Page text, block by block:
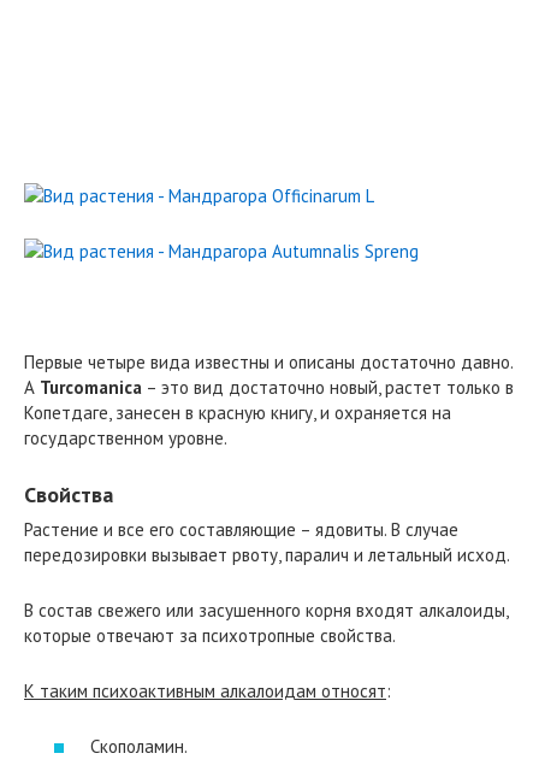
Первые четыре вида известны и описаны достаточно давно.
А Turcomanica – это вид достаточно новый, растет только в
Копетдаге, занесен в красную книгу, и охраняется на
государственном уровне.
Свойства
Растение и все его составляющие – ядовиты. В случае
передозировки вызывает рвоту, паралич и летальный исход.
В состав свежего или засушенного корня входят алкалоиды,
которые отвечают за психотропные свойства.
К таким психоактивным алкалоидам относят:
Скополамин.